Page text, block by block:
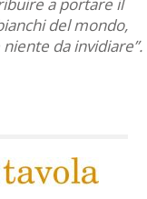
del mondo,
da invidiare”.